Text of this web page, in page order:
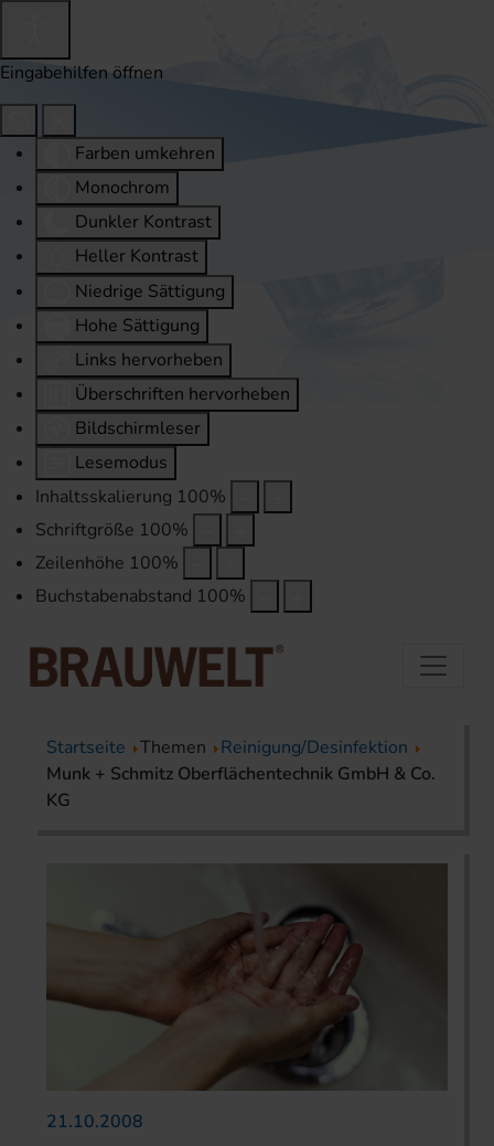
Eingabehilfen öffnen
Farben umkehren
Monochrom
Dunkler Kontrast
Heller Kontrast
Niedrige Sättigung
Hohe Sättigung
Links hervorheben
Überschriften hervorheben
Bildschirmleser
Lesemodus
Inhaltsskalierung 100%
Schriftgröße 100%
Zeilenhöhe 100%
Buchstabenabstand 100%
Startseite Themen
Reinigung/Desinfektion
Munk + Schmitz Oberflächentechnik GmbH & Co.
KG
21.10.2008